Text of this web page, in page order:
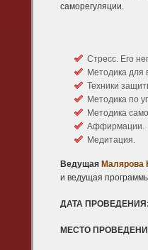
саморегуляции.
Стресс. Его
Методика для
Техники
Методика по
Методика
Аффирмации.
Медитация.
Ведущая Малярова
и ведущая
ДАТА ПРОВЕДЕНИЯ:
МЕСТО